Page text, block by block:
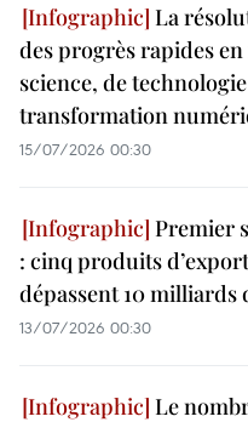
La
des progrès rapides
science, de
transformation
15/07/2026 00:30
Premier
: cinq produits
dépassent 10 milliards
13/07/2026 00:30
Le